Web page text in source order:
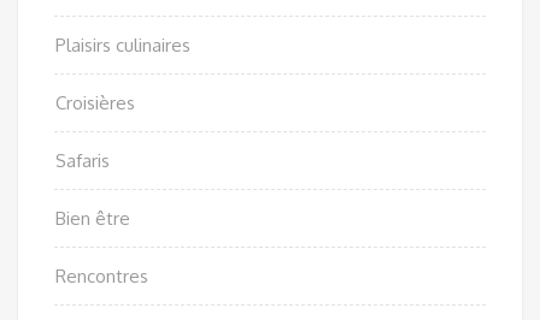
Plaisirs culinaires
Croisières
Safaris
Bien être
Rencontres